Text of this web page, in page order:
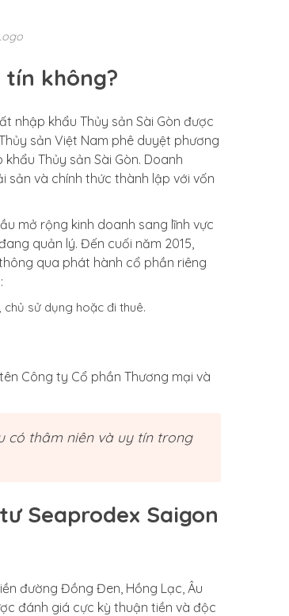
tín không?
nhập khẩu Thủy sản Sài Gòn được
sản Việt Nam phê duyệt phương
Thủy sản Sài Gòn. Doanh
sản và chính thức thành lập với vốn
mở rộng kinh doanh sang lĩnh vực
quản lý. Đến cuối năm 2015,
qua phát hành cổ phần riêng
sử dụng hoặc đi thuê.
Công ty Cổ phần Thương mại và
có thâm niên và uy tín trong
Seaprodex Saigon
đường Đồng Đen, Hồng Lạc, Âu
đánh giá cực kỳ thuận tiền và độc